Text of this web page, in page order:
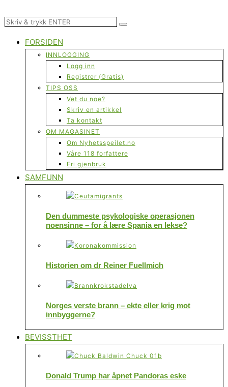
FORSIDEN
INNLOGGING
Logg inn
Registrer (Gratis)
TIPS OSS
Vet du noe?
Skriv en artikkel
Ta kontakt
OM MAGASINET
Om Nyhetsspeilet.no
Våre 118 forfattere
Fri gjenbruk
SAMFUNN
Den dummeste psykologiske operasjonen
noensinne – for å lære Spania en lekse?
Historien om dr Reiner Fuellmich
Norges verste brann – ekte eller krig mot
innbyggerne?
BEVISSTHET
Donald Trump har åpnet Pandoras eske